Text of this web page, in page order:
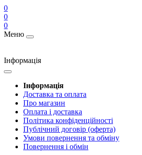
0
0
0
Меню
Інформація
Інформація
Доставка та оплата
Про магазин
Оплата і доставка
Політика конфіденційності
Публічний договір (оферта)
Умови повернення та обміну
Повернення і обмін